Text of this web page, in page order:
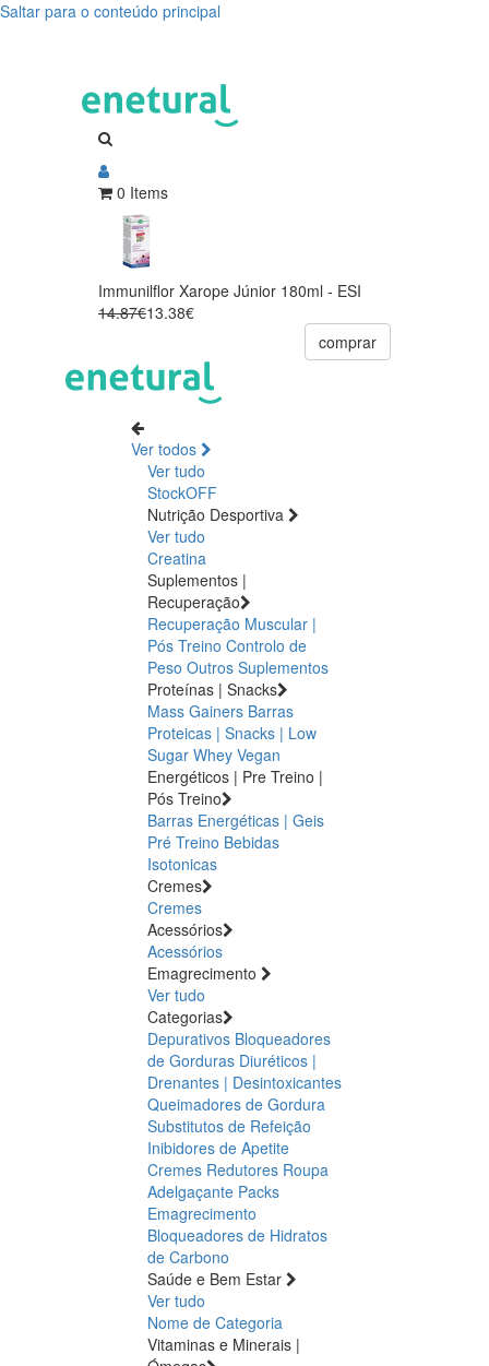
Saltar para o conteúdo principal
0 Items
Immunilflor Xarope Júnior 180ml - ESI
14.87€13.38€
comprar
Ver todos
Ver tudo
StockOFF
Nutrição Desportiva
Ver tudo
Creatina
Suplementos |
Recuperação
Recuperação Muscular |
Pós Treino Controlo de
Peso Outros Suplementos
Proteínas | Snacks
Mass Gainers Barras
Proteicas | Snacks | Low
Sugar Whey Vegan
Energéticos | Pre Treino |
Pós Treino
Barras Energéticas | Geis
Pré Treino Bebidas
Isotonicas
Cremes
Cremes
Acessórios
Acessórios
Emagrecimento
Ver tudo
Categorias
Depurativos Bloqueadores
de Gorduras Diuréticos |
Drenantes | Desintoxicantes
Queimadores de Gordura
Substitutos de Refeição
Inibidores de Apetite
Cremes Redutores Roupa
Adelgaçante Packs
Emagrecimento
Bloqueadores de Hidratos
de Carbono
Saúde e Bem Estar
Ver tudo
Nome de Categoria
Vitaminas e Minerais |